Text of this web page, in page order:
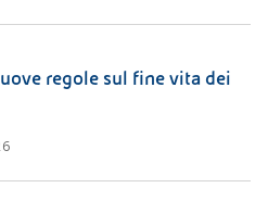
regole sul fine vita dei